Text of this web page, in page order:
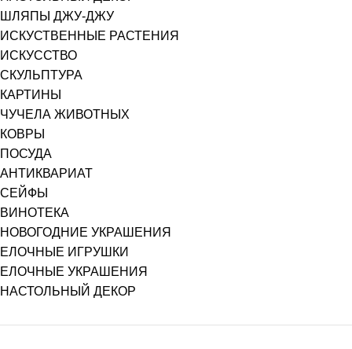
ШЛЯПЫ ДЖУ-ДЖУ
ИСКУСТВЕННЫЕ РАСТЕНИЯ
ИСКУССТВО
СКУЛЬПТУРА
КАРТИНЫ
ЧУЧЕЛА ЖИВОТНЫХ
КОВРЫ
ПОСУДА
АНТИКВАРИАТ
СЕЙФЫ
ВИНОТЕКА
НОВОГОДНИЕ УКРАШЕНИЯ
ЕЛОЧНЫЕ ИГРУШКИ
ЕЛОЧНЫЕ УКРАШЕНИЯ
НАСТОЛЬНЫЙ ДЕКОР